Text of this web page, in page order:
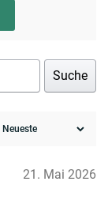
Suche
21. Mai 2026